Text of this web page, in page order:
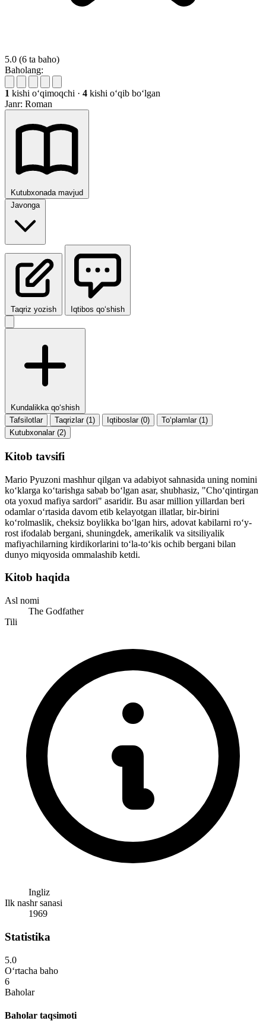
5.0 (6 ta baho)
Baholang:
1 kishi oʻqimoqchi · 4 kishi oʻqib boʻlgan
Janr: Roman
Kutubxonada mavjud
Javonga
Taqriz yozish Iqtibos qo‘shish
Kundalikka qo‘shish
Tafsilotlar
Taqrizlar (1) Iqtiboslar (0)
To‘plamlar (1)
Kutubxonalar (2)
Kitob tavsifi
Mario Pyuzoni mashhur qilgan va adabiyot sahnasida uning nomini
ko‘klarga ko‘tarishga sabab bo‘lgan asar, shubhasiz, "Cho‘qintirgan
ota yoxud mafiya sardori" asaridir. Bu asar million yillardan beri
odamlar o‘rtasida davom etib kelayotgan illatlar, bir-birini
ko‘rolmaslik, cheksiz boylikka bo‘lgan hirs, adovat kabilarni ro‘y-
rost ifodalab bergani, shuningdek, amerikalik va sitsiliyalik
mafiyachilarning kirdikorlarini to‘la-to‘kis ochib bergani bilan
dunyo miqyosida ommalashib ketdi.
Kitob haqida
Asl nomi
The Godfather
Tili
Ingliz
Ilk nashr sanasi
1969
Statistika
5.0
O‘rtacha baho
6
Baholar
Baholar taqsimoti